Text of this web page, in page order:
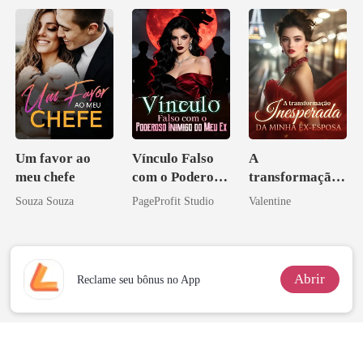
Inimigo Dele
Um favor ao
meu chefe
Souza Souza
Vínculo Falso
com o Poderoso
Inimigo do Meu
PageProfit Studio
A
transformação
inesperada da
Valentine
Reclame seu bônus no App Abrir